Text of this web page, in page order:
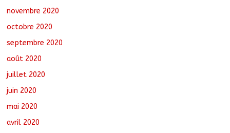
novembre 2020
octobre 2020
septembre 2020
août 2020
juillet 2020
juin 2020
mai 2020
avril 2020